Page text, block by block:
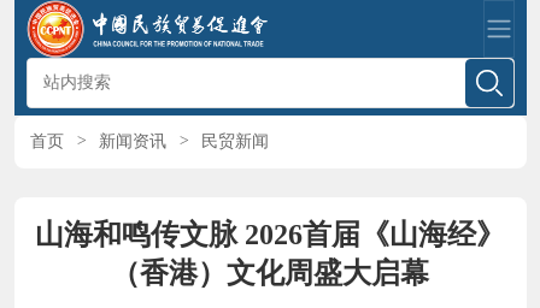
首页 > 新闻资讯 > 民贸新闻
山海和鸣传文脉 2026首届《山海经》
（香港）文化周盛大启幕